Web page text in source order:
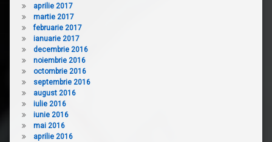
aprilie 2017
martie 2017
februarie 2017
ianuarie 2017
decembrie 2016
noiembrie 2016
octombrie 2016
septembrie 2016
august 2016
iulie 2016
iunie 2016
mai 2016
aprilie 2016